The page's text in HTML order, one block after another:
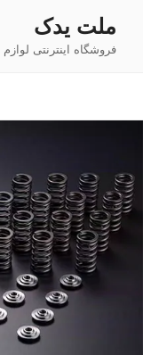
محتوا
ملت یدک
فروشگاه اینترنتی